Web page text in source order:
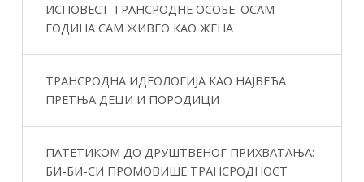
ИСПОВЕСТ ТРАНСРОДНЕ ОСОБЕ: ОСАМ
ГОДИНА САМ ЖИВЕО КАО ЖЕНА
ТРАНСРОДНА ИДЕОЛОГИЈА КАО НАЈВЕЋА
ПРЕТЊА ДЕЦИ И ПОРОДИЦИ
ПАТЕТИКОМ ДО ДРУШТВЕНОГ ПРИХВАТАЊА:
БИ-БИ-СИ ПРОМОВИШЕ ТРАНСРОДНОСТ